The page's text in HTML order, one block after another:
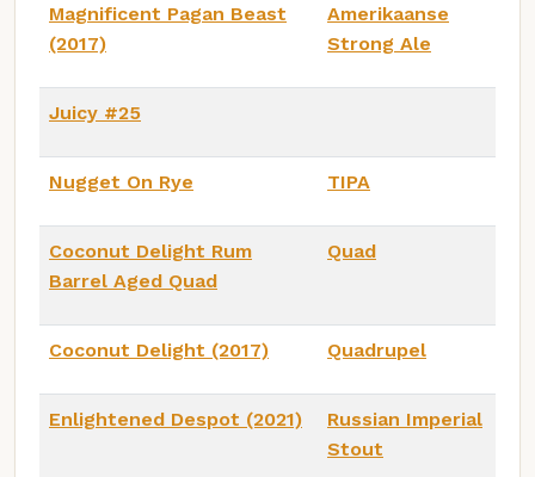
Magnificent Pagan Beast
(2017)
Amerikaanse
Strong Ale
Juicy #25
Nugget On Rye TIPA
Coconut Delight Rum
Barrel Aged Quad
Quad
Coconut Delight (2017) Quadrupel
Enlightened Despot (2021)
Russian Imperial
Stout